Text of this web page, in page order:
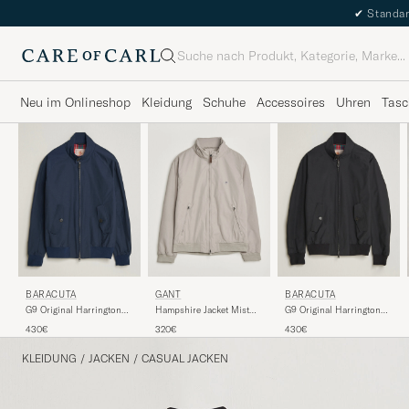
✔
Suche
Neu im Onlineshop Kleidung Schuhe Accessoires Uhren
BARACUTA
G9 Original Harrington
430€
GANT
Hampshire Jacket Mist
320€
BARACUTA
G9 Original Harrington
430€
KLEIDUNG / JACKEN / CASUAL JACKEN